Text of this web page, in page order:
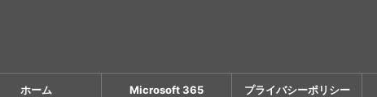
ホーム Microsoft 365 プライバシーポリシー